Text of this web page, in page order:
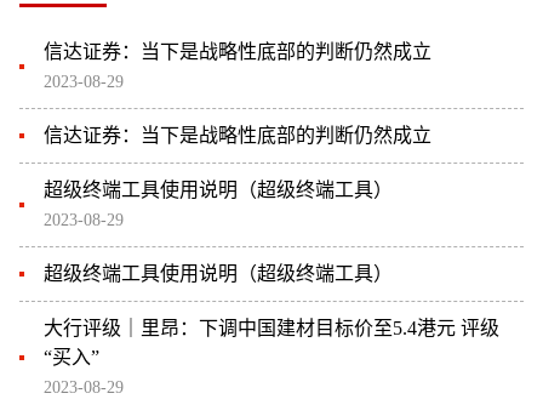
信达证券：当下是战略性底部的判断仍然成立
2023-08-29
信达证券：当下是战略性底部的判断仍然成立
超级终端工具使用说明（超级终端工具）
2023-08-29
超级终端工具使用说明（超级终端工具）
大行评级｜里昂：下调中国建材目标价至5.4港元 评级
“买入”
2023-08-29